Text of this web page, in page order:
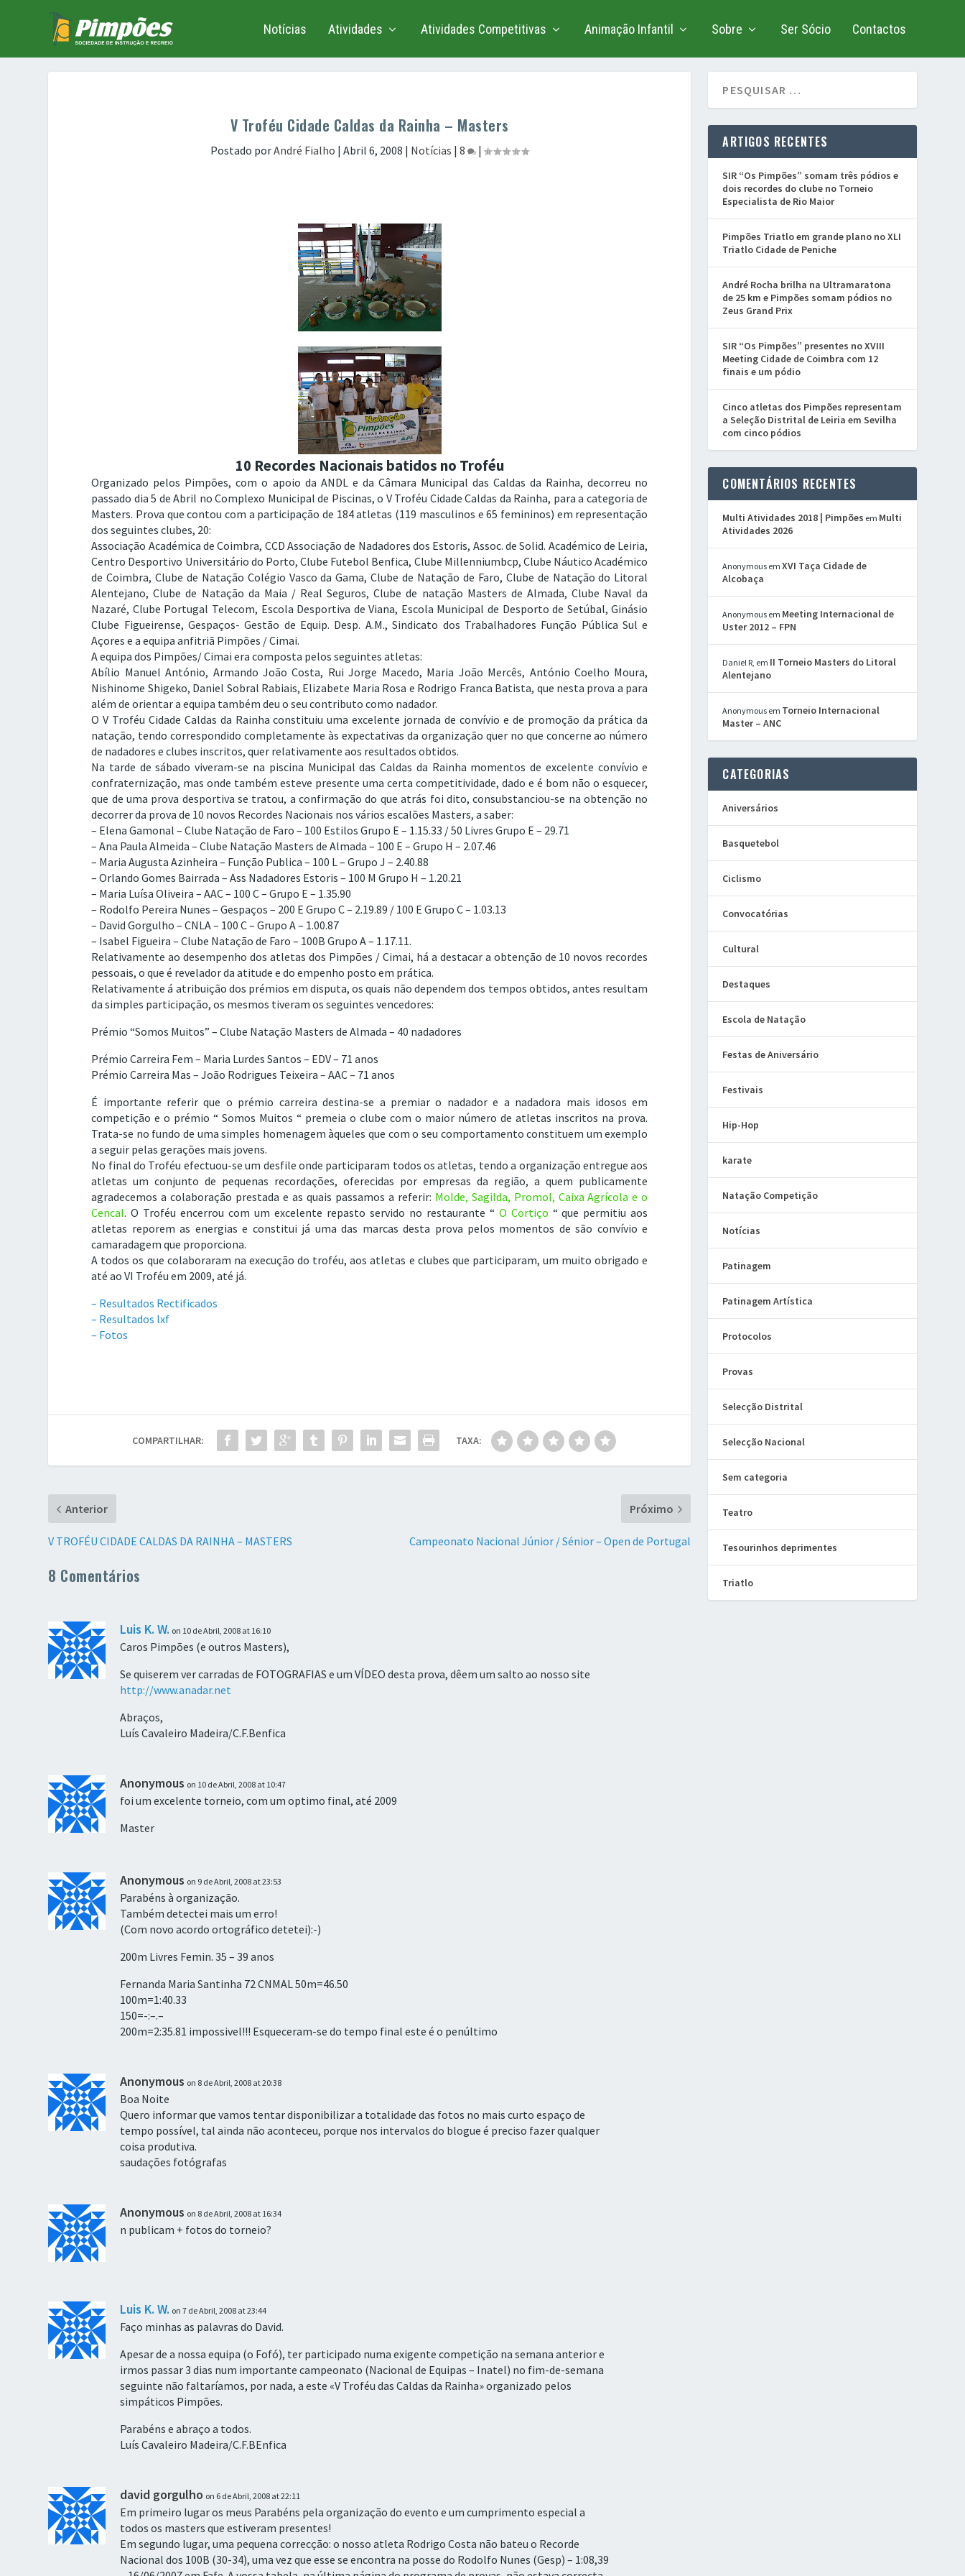
Notícias Atividades Atividades Competitivas Animação Infantil Sobre Ser Sócio Contactos
V Troféu Cidade Caldas da Rainha – Masters
Postado porAndré Fialho |Abril 6, 2008 | Notícias |8 |
10 Recordes Nacionais batidos no Troféu
Organizado pelos Pimpões, com o apoio da ANDL e da Câmara Municipal das Caldas da Rainha, decorreu no
passado dia 5 de Abril no Complexo Municipal de Piscinas, o V Troféu Cidade Caldas da Rainha, para a categoria de
Masters. Prova que contou com a participação de 184 atletas (119 masculinos e 65 femininos) em representação
dos seguintes clubes, 20:
Associação Académica de Coimbra, CCD Associação de Nadadores dos Estoris, Assoc. de Solid. Académico de Leiria,
Centro Desportivo Universitário do Porto, Clube Futebol Benfica, Clube Millenniumbcp, Clube Náutico Académico
de Coimbra, Clube de Natação Colégio Vasco da Gama, Clube de Natação de Faro, Clube de Natação do Litoral
Alentejano, Clube de Natação da Maia / Real Seguros, Clube de natação Masters de Almada, Clube Naval da
Nazaré, Clube Portugal Telecom, Escola Desportiva de Viana, Escola Municipal de Desporto de Setúbal, Ginásio
Clube Figueirense, Gespaços- Gestão de Equip. Desp. A.M., Sindicato dos Trabalhadores Função Pública Sul e
Açores e a equipa anfitriã Pimpões / Cimai.
A equipa dos Pimpões/ Cimai era composta pelos seguintes atletas:
Abílio Manuel António, Armando João Costa, Rui Jorge Macedo, Maria João Mercês, António Coelho Moura,
Nishinome Shigeko, Daniel Sobral Rabiais, Elizabete Maria Rosa e Rodrigo Franca Batista, que nesta prova a para
além de orientar a equipa também deu o seu contributo como nadador.
O V Troféu Cidade Caldas da Rainha constituiu uma excelente jornada de convívio e de promoção da prática da
natação, tendo correspondido completamente às expectativas da organização quer no que concerne ao número
de nadadores e clubes inscritos, quer relativamente aos resultados obtidos.
Na tarde de sábado viveram-se na piscina Municipal das Caldas da Rainha momentos de excelente convívio e
confraternização, mas onde também esteve presente uma certa competitividade, dado e é bom não o esquecer,
que de uma prova desportiva se tratou, a confirmação do que atrás foi dito, consubstanciou-se na obtenção no
decorrer da prova de 10 novos Recordes Nacionais nos vários escalões Masters, a saber:
– Elena Gamonal – Clube Natação de Faro – 100 Estilos Grupo E – 1.15.33 / 50 Livres Grupo E – 29.71
– Ana Paula Almeida – Clube Natação Masters de Almada – 100 E – Grupo H – 2.07.46
– Maria Augusta Azinheira – Função Publica – 100 L – Grupo J – 2.40.88
– Orlando Gomes Bairrada – Ass Nadadores Estoris – 100 M Grupo H – 1.20.21
– Maria Luísa Oliveira – AAC – 100 C – Grupo E – 1.35.90
– Rodolfo Pereira Nunes – Gespaços – 200 E Grupo C – 2.19.89 / 100 E Grupo C – 1.03.13
– David Gorgulho – CNLA – 100 C – Grupo A – 1.00.87
– Isabel Figueira – Clube Natação de Faro – 100B Grupo A – 1.17.11.
Relativamente ao desempenho dos atletas dos Pimpões / Cimai, há a destacar a obtenção de 10 novos recordes
pessoais, o que é revelador da atitude e do empenho posto em prática.
Relativamente á atribuição dos prémios em disputa, os quais não dependem dos tempos obtidos, antes resultam
da simples participação, os mesmos tiveram os seguintes vencedores:
Prémio “Somos Muitos” – Clube Natação Masters de Almada – 40 nadadores
Prémio Carreira Fem – Maria Lurdes Santos – EDV – 71 anos
Prémio Carreira Mas – João Rodrigues Teixeira – AAC – 71 anos
É importante referir que o prémio carreira destina-se a premiar o nadador e a nadadora mais idosos em
competição e o prémio “ Somos Muitos “ premeia o clube com o maior número de atletas inscritos na prova.
Trata-se no fundo de uma simples homenagem àqueles que com o seu comportamento constituem um exemplo
a seguir pelas gerações mais jovens.
No final do Troféu efectuou-se um desfile onde participaram todos os atletas, tendo a organização entregue aos
atletas um conjunto de pequenas recordações, oferecidas por empresas da região, a quem publicamente
agradecemos a colaboração prestada e as quais passamos a referir: Molde, Sagilda, Promol, Caixa Agrícola e o
Cencal. O Troféu encerrou com um excelente repasto servido no restaurante “ O Cortiço “ que permitiu aos
atletas reporem as energias e constitui já uma das marcas desta prova pelos momentos de são convívio e
camaradagem que proporciona.
A todos os que colaboraram na execução do troféu, aos atletas e clubes que participaram, um muito obrigado e
até ao VI Troféu em 2009, até já.
– Resultados Rectificados
– Resultados lxf
– Fotos
COMPARTILHAR: TAXA:
Anterior
V TROFÉU CIDADE CALDAS DA RAINHA – MASTERS
Próximo
Campeonato Nacional Júnior / Sénior – Open de Portugal
8 Comentários
Luis K. W. on 10 de Abril, 2008 at 16:10
Caros Pimpões (e outros Masters),
Se quiserem ver carradas de FOTOGRAFIAS e umVÍDEO desta prova, dêem um salto ao nosso site
http://www.anadar.net
Abraços,
Luís Cavaleiro Madeira/C.F.Benfica
Anonymous on 10 de Abril, 2008 at 10:47
foi um excelente torneio, com um optimo final, até 2009
Master
Anonymous on 9 de Abril, 2008 at 23:53
Parabéns à organização.
Também detectei mais um erro!
(Com novo acordo ortográfico detetei):-)
200m Livres Femin. 35 – 39 anos
Fernanda Maria Santinha 72 CNMAL 50m=46.50
100m=1:40.33
150=-:–.–
200m=2:35.81 impossivel!!! Esqueceram-se do tempo final este é o penúltimo
Anonymous on 8 de Abril, 2008 at 20:38
Boa Noite
Quero informar que vamos tentar disponibilizar a totalidade das fotos no mais curto espaço de
tempo possível, tal ainda não aconteceu, porque nos intervalos do blogue é preciso fazer qualquer
coisa produtiva.
saudações fotógrafas
Anonymous on 8 de Abril, 2008 at 16:34
n publicam + fotos do torneio?
Luis K. W. on 7 de Abril, 2008 at 23:44
Faço minhas as palavras do David.
Apesar de a nossa equipa (o Fofó), ter participado numa exigente competição na semana anterior e
irmos passar 3 dias num importante campeonato (Nacional de Equipas – Inatel) no fim-de-semana
seguinte não faltaríamos, por nada, a este «V Troféu das Caldas da Rainha» organizado pelos
simpáticos Pimpões.
Parabéns e abraço a todos.
Luís Cavaleiro Madeira/C.F.BEnfica
david gorgulho on 6 de Abril, 2008 at 22:11
Em primeiro lugar os meus Parabéns pela organização do evento e um cumprimento especial a
todos os masters que estiveram presentes!
Em segundo lugar, uma pequena correcção: o nosso atleta Rodrigo Costa não bateu o Recorde
Nacional dos 100B (30-34), uma vez que esse se encontra na posse do Rodolfo Nunes (Gesp) – 1:08,39
ARTIGOS RECENTES
SIR “Os Pimpões” somam três pódios e
dois recordes do clube no Torneio
Especialista de Rio Maior
Pimpões Triatlo em grande plano no XLI
Triatlo Cidade de Peniche
André Rocha brilha na Ultramaratona
de 25 km e Pimpões somam pódios no
Zeus Grand Prix
SIR “Os Pimpões” presentes no XVIII
Meeting Cidade de Coimbra com 12
finais e um pódio
Cinco atletas dos Pimpões representam
a Seleção Distrital de Leiria em Sevilha
com cinco pódios
COMENTÁRIOS RECENTES
Multi Atividades 2018 | Pimpões em Multi
Atividades 2026
Anonymous emXVI Taça Cidade de
Alcobaça
Anonymous em Meeting Internacional de
Uster 2012 – FPN
Daniel R, em II Torneio Masters do Litoral
Alentejano
Anonymous em Torneio Internacional
Master – ANC
CATEGORIAS
Aniversários
Basquetebol
Ciclismo
Convocatórias
Cultural
Destaques
Escola de Natação
Festas de Aniversário
Festivais
Hip-Hop
karate
Natação Competição
Notícias
Patinagem
Patinagem Artística
Protocolos
Provas
Selecção Distrital
Selecção Nacional
Sem categoria
Teatro
Tesourinhos deprimentes
Triatlo